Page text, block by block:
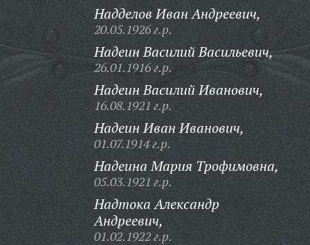
Надделов Иван Андреевич,
20.05.1926 г.р.
Надеин Василий Васильевич,
26.01.1916 г.р.
Надеин Василий Иванович,
16.08.1921 г.р.
Надеин Иван Иванович,
01.07.1914 г.р.
Надеина Мария Трофимовна,
05.03.1921 г.р.
Надтока Александр
Андреевич,
01.02.1922 г.р.